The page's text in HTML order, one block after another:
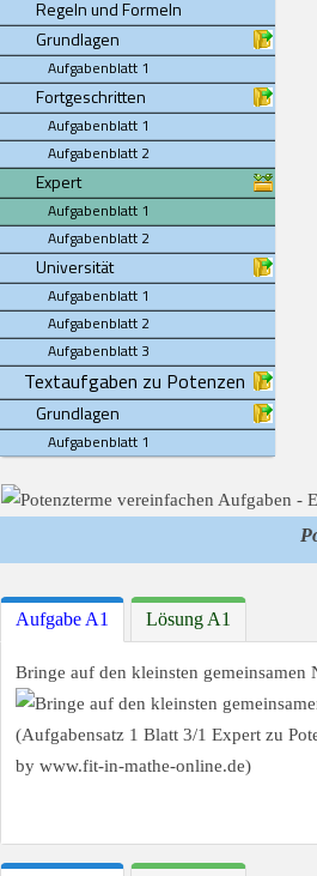
Regeln und Formeln
Grundlagen
Aufgabenblatt 1
Fortgeschritten
Aufgabenblatt 1
Aufgabenblatt 2
Expert
Aufgabenblatt 1
Aufgabenblatt 2
Universität
Aufgabenblatt 1
Aufgabenblatt 2
Aufgabenblatt 3
Textaufgaben zu Potenzen
Grundlagen
Aufgabenblatt 1
Aufgabe A1 Lösung A1
Bringe auf den kleinsten gemeinsamen